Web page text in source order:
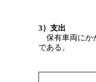
3）支出
保有車両にか
である。